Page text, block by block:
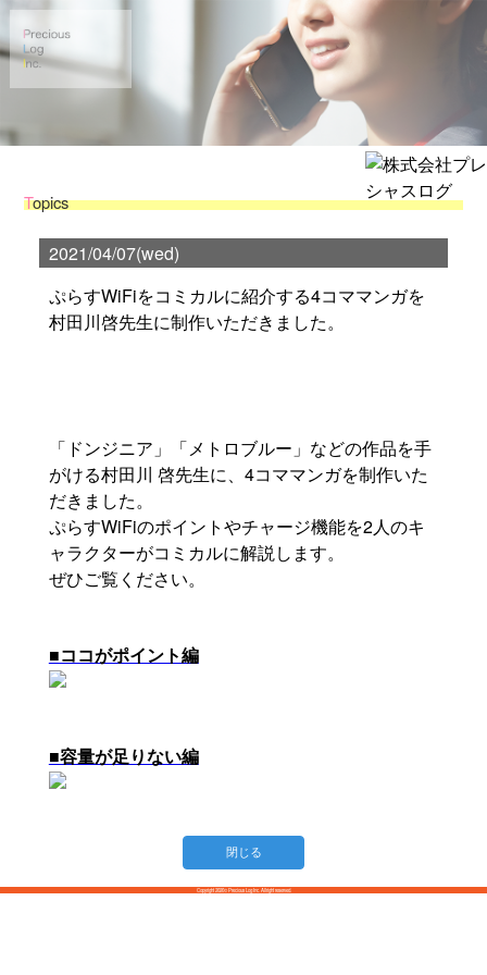
Topics
2021/04/07(wed)
ぷらすWiFiをコミカルに紹介する4コママンガを
村田川啓先生に制作いただきました。
「ドンジニア」「メトロブルー」などの作品を手
がける村田川 啓先生に、4コママンガを制作いた
だきました。
ぷらすWiFiのポイントやチャージ機能を2人のキ
ャラクターがコミカルに解説します。
ぜひご覧ください。
■ココがポイント編
■容量が足りない編
閉じる
Copyright 2020© Precious Log Inc. Allright reserved.